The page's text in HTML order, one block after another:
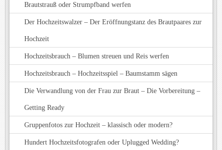
Brautstrauß oder Strumpfband werfen
Der Hochzeitswalzer – Der Eröffnungstanz des Brautpaares zur
Hochzeit
Hochzeitsbrauch – Blumen streuen und Reis werfen
Hochzeitsbrauch – Hochzeitsspiel – Baumstamm sägen
Die Verwandlung von der Frau zur Braut – Die Vorbereitung –
Getting Ready
Gruppenfotos zur Hochzeit – klassisch oder modern?
Hundert Hochzeitsfotografen oder Uplugged Wedding?